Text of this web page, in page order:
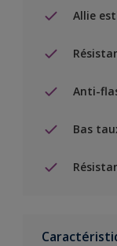
Allie
Anti-
Bas